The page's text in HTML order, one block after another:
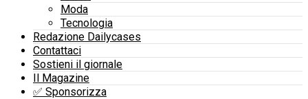
Moda
Tecnologia
Redazione Dailycases
Contattaci
Sostieni il giornale
Il Magazine
✅​ Sponsorizza